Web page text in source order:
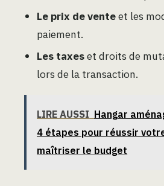
Le prix de venteet les
paiement.
Les taxeset droits de
lors de la transaction.
LIRE AUSSI Hangar
4 étapes pour réussir
maîtriser le budget